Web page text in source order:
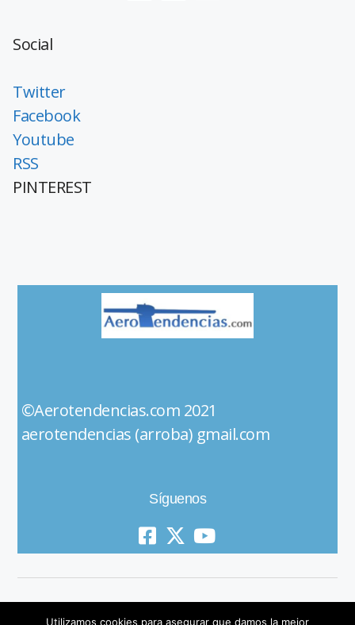
Social
Twitter
Facebook
Youtube
RSS
PINTEREST
©Aerotendencias.com 2021
aerotendencias (arroba) gmail.com
Síguenos
Utilizamos cookies para asegurar que damos la mejor